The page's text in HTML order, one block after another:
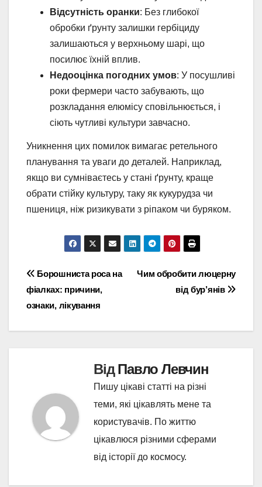
Відсутність оранки: Без глибокої
обробки ґрунту залишки гербіциду
залишаються у верхньому шарі, що
посилює їхній вплив.
Недооцінка погодних умов: У посушливі
роки фермери часто забувають, що
розкладання елюмісу сповільнюється, і
сіють чутливі культури завчасно.
Уникнення цих помилок вимагає ретельного
планування та уваги до деталей. Наприклад,
якщо ви сумніваєтесь у стані ґрунту, краще
обрати стійку культуру, таку як кукурудза чи
пшениця, ніж ризикувати з ріпаком чи буряком.
Навігація
записів
Чим обробити люцерну
від бур’янів
Борошниста роса на
фіалках: причини,
ознаки, лікування
ВідПавло Левчин
Пишу цікаві статті на різні
теми, які цікавлять мене та
користувачів. По життю
цікавлюся різними сферами
від історії до космосу.